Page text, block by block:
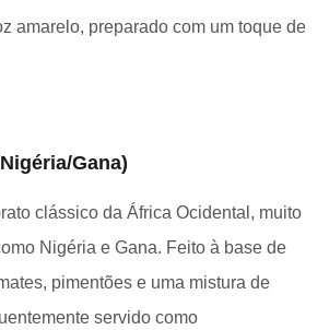
amarelo, preparado com um toque de
Gana)
clássico da África Ocidental, muito
Nigéria e Gana. Feito à base de
pimentões e uma mistura de
servido como